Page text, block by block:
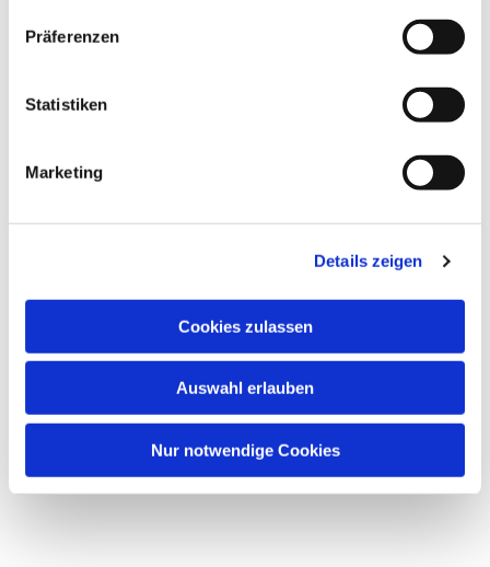
Präferenzen
Statistiken
Marketing
Details zeigen
Cookies zulassen
Auswahl erlauben
Nur notwendige Cookies